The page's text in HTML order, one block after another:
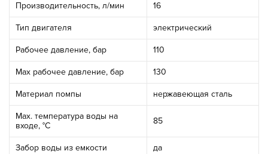
Производительность, л/мин 16
Тип двигателя электрический
Рабочее давление, бар 110
Мах рабочее давление, бар 130
Материал помпы нержавеющая сталь
Max. температура воды на
входе, °С
85
Забор воды из емкости да